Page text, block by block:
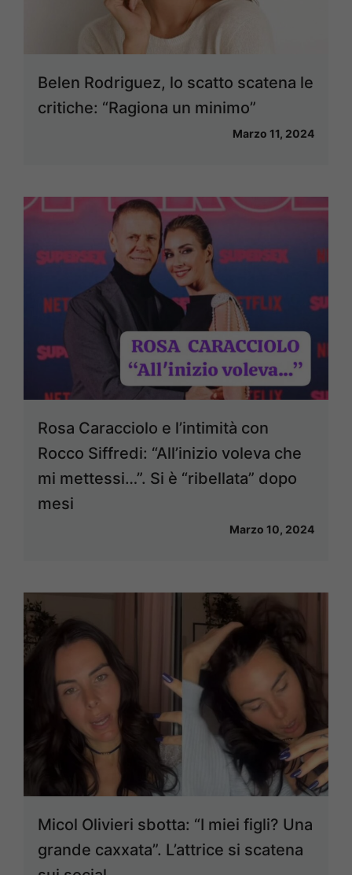
Belen Rodriguez, lo scatto scatena le
critiche: “Ragiona un minimo”
Marzo 11, 2024
Rosa Caracciolo e l’intimità con
Rocco Siffredi: “All’inizio voleva che
mi mettessi…”. Si è “ribellata” dopo
mesi
Marzo 10, 2024
Micol Olivieri sbotta: “I miei figli? Una
grande caxxata”. L’attrice si scatena